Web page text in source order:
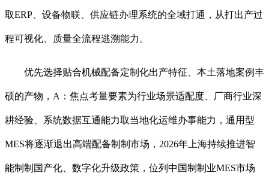
取ERP、设备物联、供应链办理系统的全域打通，从打出产过
程可视化、质量全流程逃溯能力。
优先选择贴合机械配备定制化出产特征、本土落地案例丰
硕的产物，A：焦点考量要素为行业场景适配度、厂商行业深
耕经验、系统数据互通能力取当地化运维办事能力，通用型
MES将逐渐退出高端配备制制市场，2026年上海持续推进智
能制制国产化、数字化升级政策，位列中国制制业MES市场